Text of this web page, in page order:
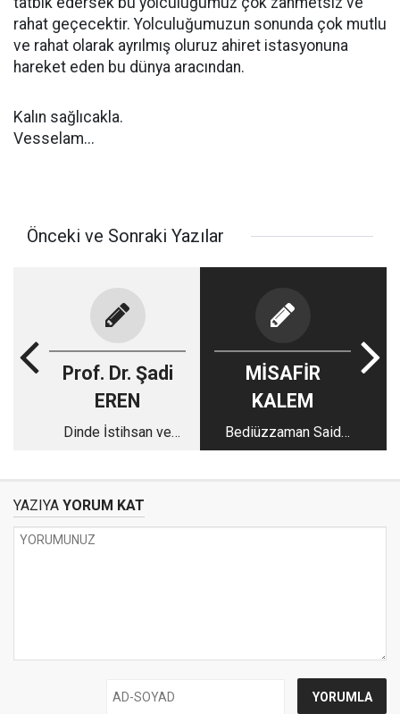
rahat geçecektir. Yolculuğumuzun sonunda çok mutlu
ve rahat olarak ayrılmış oluruz ahiret istasyonuna
hareket eden bu dünya aracından.
Kalın sağlıcakla.
Vesselam...
Önceki ve Sonraki Yazılar
Prof. Dr. Şadi
EREN
Dinde İstihsan ve
MİSAFİR
KALEM
Bediüzzaman Said
Nursi’nin Osmanlı
YAZIYA YORUM KAT